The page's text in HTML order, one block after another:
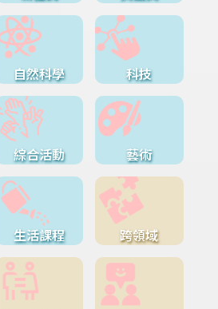
自然科學 科技
綜合活動 藝術
生活課程 跨領域